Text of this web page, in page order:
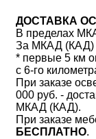
ДОСТАВКА
В пределах
За МКАД (КАД)
* первые 5 км
с 6-го
При заказе
000 руб. -
МКАД (КАД).
При заказе
БЕСПЛАТНО.